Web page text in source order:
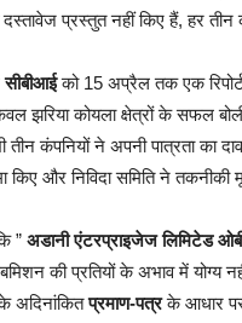
प्रस्तुत नहीं किए हैं, हर तीन
सीबीआईको 15 अप्रैल तक एक
झरिया कोयला क्षेत्रों के सफल
तीन कंपनियों ने अपनी पात्रता
और निविदा समिति ने तकनीकी
” अडानी एंटरप्राइजेज लिमिटेड
की प्रतियों के अभाव में योग्य
अदिनांकितप्रमाण-पत्रके आधार पर